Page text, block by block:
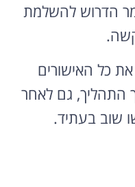
הדרוש להשלמת
כל האישורים
התהליך, גם לאחר
שוב בעתיד.